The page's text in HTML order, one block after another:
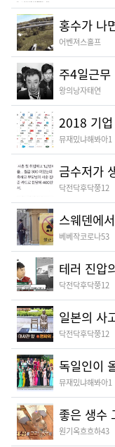
홍수가 나
어벤져스홀프
주4일근무
왕의낭자태연
2018 기
뮤재밌냐해봐아1
금수저가
닥전닥후닥쭝12
스웨덴에
베베작코로나53
테러 진압
닥전닥후닥쭝12
일본의 사
닥전닥후닥쭝12
독일인이
뮤재밌냐해봐아1
좋은 생수
원기옥흐흐하43